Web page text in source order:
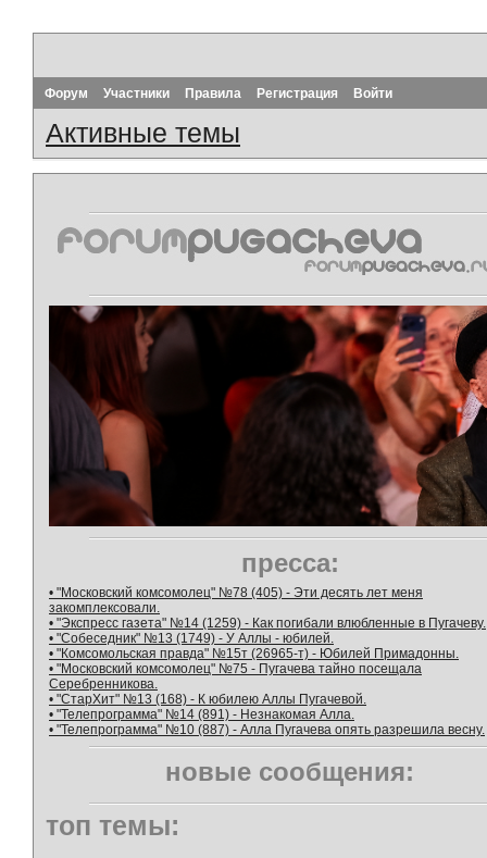
Форум Участники Правила Регистрация Войти
Активные темы
пресса:
• "Московский комсомолец" №78 (405) - Эти десять лет меня
закомплексовали.
• "Экспресс газета" №14 (1259) - Как погибали влюбленные в Пугачеву.
• "Собеседник" №13 (1749) - У Аллы - юбилей.
• "Комсомольская правда" №15т (26965-т) - Юбилей Примадонны.
• "Московский комсомолец" №75 - Пугачева тайно посещала
Серебренникова.
• "СтарХит" №13 (168) - К юбилею Аллы Пугачевой.
• "Телепрограмма" №14 (891) - Незнакомая Алла.
• "Телепрограмма" №10 (887) - Алла Пугачева опять разрешила весну.
новые сообщения:
топ темы: